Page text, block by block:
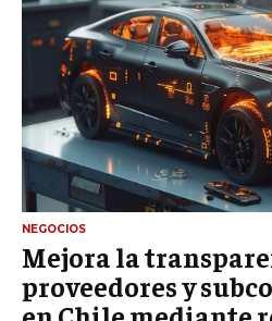
NEGOCIOS
Mejora la
proveedores y